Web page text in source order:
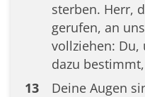
sterben. Herr,
gerufen, an
vollziehen: Du,
dazu
13
Deine Augen